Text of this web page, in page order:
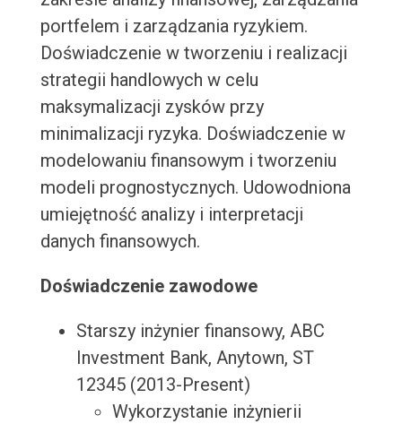
portfelem i zarządzania ryzykiem.
Doświadczenie w tworzeniu i realizacji
strategii handlowych w celu
maksymalizacji zysków przy
minimalizacji ryzyka. Doświadczenie w
modelowaniu finansowym i tworzeniu
modeli prognostycznych. Udowodniona
umiejętność analizy i interpretacji
danych finansowych.
Doświadczenie zawodowe
Starszy inżynier finansowy, ABC
Investment Bank, Anytown, ST
12345 (2013-Present)
Wykorzystanie inżynierii